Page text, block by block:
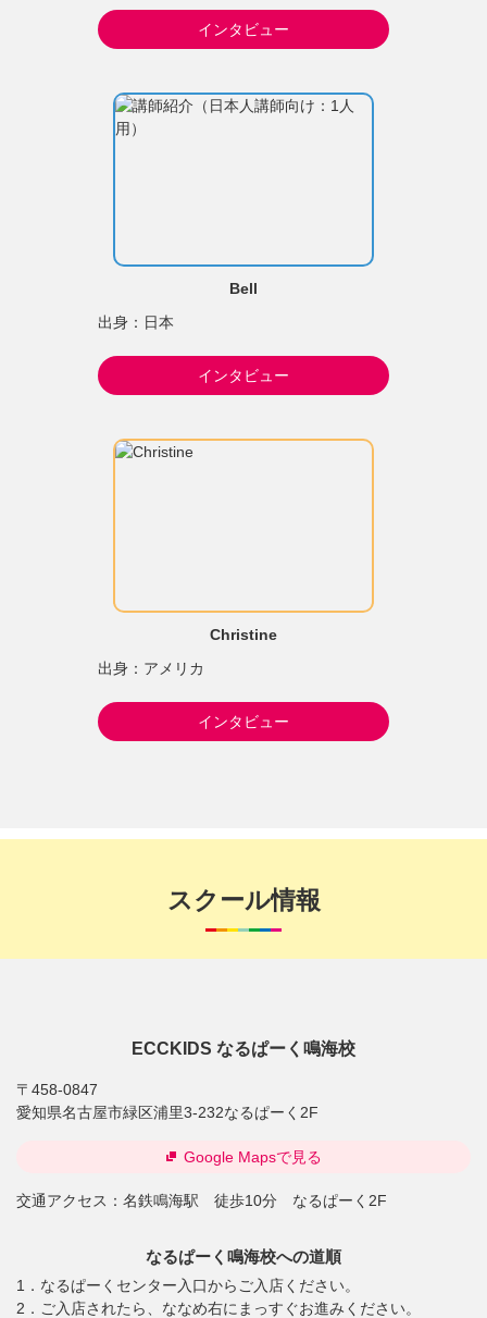
インタビュー
Bell
出身：日本
インタビュー
Christine
出身：アメリカ
インタビュー
スクール情報
ECCKIDS なるぱーく鳴海校
〒458-0847
愛知県名古屋市緑区浦里3-232なるぱーく2F
交通アクセス： 名鉄鳴海駅 徒歩10分 なるぱーく2F
Google Mapsで見る
なるぱーく鳴海校への道順
1．なるぱーくセンター入口からご入店ください。
2．ご入店されたら、ななめ右にまっすぐお進みください。